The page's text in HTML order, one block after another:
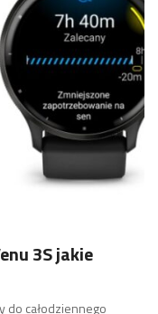
3S jakie
do całodziennego